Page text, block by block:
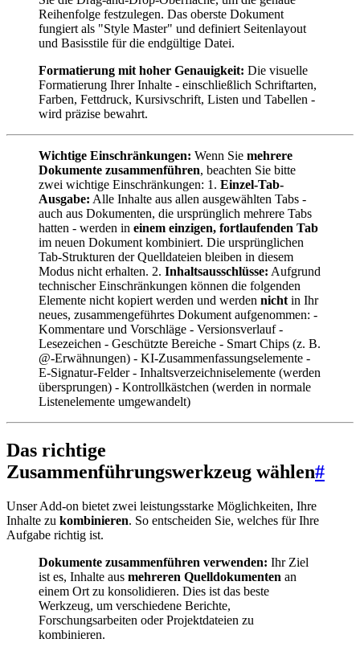
Reihenfolge festzulegen. Das oberste Dokument
fungiert als "Style Master" und definiert Seitenlayout
und Basisstile für die endgültige Datei.
Formatierung mit hoher Genauigkeit: Die visuelle
Formatierung Ihrer Inhalte - einschließlich Schriftarten,
Farben, Fettdruck, Kursivschrift, Listen und Tabellen -
wird präzise bewahrt.
Wichtige Einschränkungen: Wenn Sie mehrere
Dokumente zusammenführen, beachten Sie bitte
zwei wichtige Einschränkungen: 1. Einzel-Tab-
Ausgabe: Alle Inhalte aus allen ausgewählten Tabs -
auch aus Dokumenten, die ursprünglich mehrere Tabs
hatten - werden in einem einzigen, fortlaufenden Tab
im neuen Dokument kombiniert. Die ursprünglichen
Tab-Strukturen der Quelldateien bleiben in diesem
Modus nicht erhalten. 2. Inhaltsausschlüsse: Aufgrund
technischer Einschränkungen können die folgenden
Elemente nicht kopiert werden und werden nichtin Ihr
neues, zusammengeführtes Dokument aufgenommen: -
Kommentare und Vorschläge - Versionsverlauf -
Lesezeichen - Geschützte Bereiche - Smart Chips (z. B.
@-Erwähnungen) - KI-Zusammenfassungselemente -
E-Signatur-Felder - Inhaltsverzeichniselemente (werden
übersprungen) - Kontrollkästchen (werden in normale
Listenelemente umgewandelt)
Das richtige
Zusammenführungswerkzeug wählen#
Unser Add-on bietet zwei leistungsstarke Möglichkeiten, Ihre
Inhalte zu kombinieren. So entscheiden Sie, welches für Ihre
Aufgabe richtig ist.
Dokumente zusammenführen verwenden: Ihr Ziel
ist es, Inhalte aus mehreren Quelldokumenten an
einem Ort zu konsolidieren. Dies ist das beste
Werkzeug, um verschiedene Berichte,
Forschungsarbeiten oder Projektdateien zu
kombinieren.